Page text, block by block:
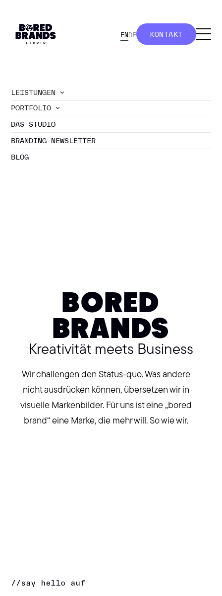
EN DE
KONTAKT
LEISTUNGEN
PORTFOLIO
DAS STUDIO
BRANDING NEWSLETTER
BLOG
BORED
BRANDS
Kreativität meets Business
Wir challengen den Status-quo. Was andere
nicht ausdrücken können, übersetzen wir in
visuelle Markenbilder. Für uns ist eine „bored
brand“ eine Marke, die mehr will. So wie wir.
//say hello auf